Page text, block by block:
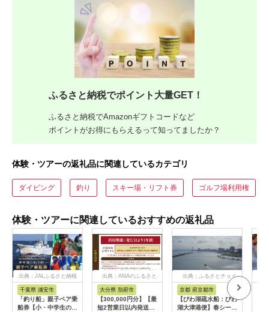
ふるさと納税でポイント大量GET！
ふるさと納税でAmazonギフトコードなど
ポイントがお得にもらえるって知ってましたか？
体験・ツアーの返礼品に関連しているカテゴリ
ダイビング 釣り スキー場・リフト券 ゴルフ場利用権
体験・ツアーに関連しているおすすめの返礼品
出典：JALふるさと納税
千葉県 浦安市
「釣り船」親子ペア乗
船券【小・中学生のお
出典：ANAのふるさと
大分県 別府市
【300,000円分】【最
短2営業日以内発送】
出典：ふるさとチョイ
京都 府京都市
【びわ湖疏水船：びわ
湖大津港便】春シーズ